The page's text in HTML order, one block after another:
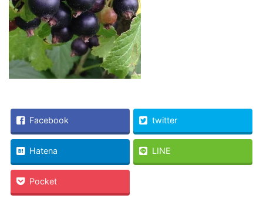
Facebook twitter
Hatena LINE
Pocket